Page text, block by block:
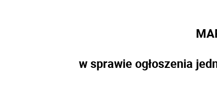
w sprawie ogłoszenia